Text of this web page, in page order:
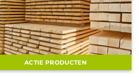
ACTIE PRODUCTEN